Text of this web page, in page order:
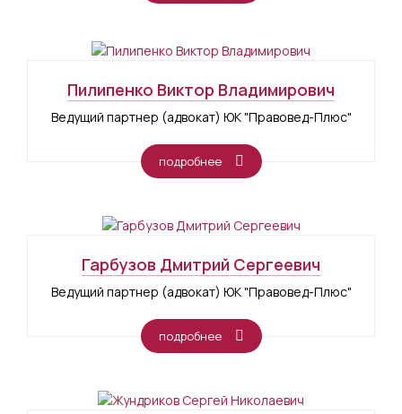
Пилипенко Виктор Владимирович
Ведущий партнер (адвокат) ЮК "Правовед-Плюс"
подробнее
Гарбузов Дмитрий Сергеевич
Ведущий партнер (адвокат) ЮК "Правовед-Плюс"
подробнее